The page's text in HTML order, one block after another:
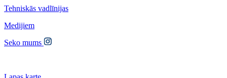
Tehniskās vadlīnijas
Medijiem
Seko mums